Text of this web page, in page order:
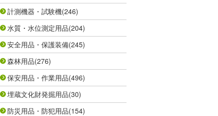
計測機器・試験機(246)
水質・水位測定用品(204)
安全用品・保護装備(245)
森林用品(276)
保安用品・作業用品(496)
埋蔵文化財発掘用品(30)
防災用品・防犯用品(154)